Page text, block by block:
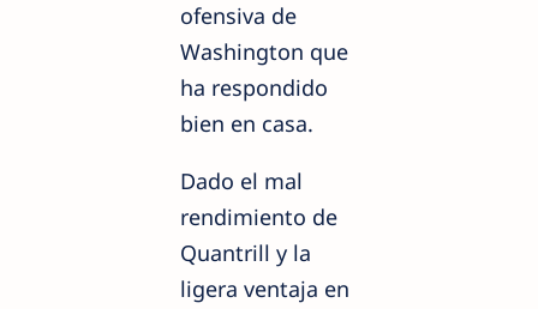
ofensiva de
Washington que
ha respondido
bien en casa.
Dado el mal
rendimiento de
Quantrill y la
ligera ventaja en